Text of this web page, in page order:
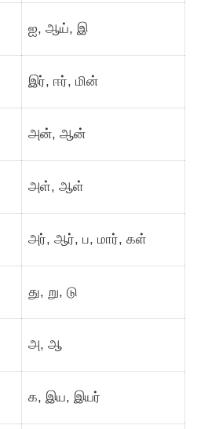
ஐ, ஆய், இ
இர், ஈர், மின்
அன், ஆன்
அள், ஆள்
அர், ஆர், ப, மார், கள்
து, று, டு
அ, ஆ
க, இய, இயர்